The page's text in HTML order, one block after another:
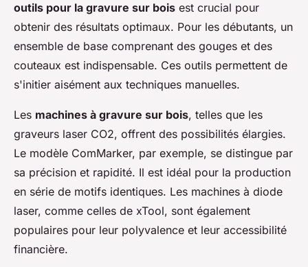
outils pour la gravure sur bois est crucial pour
obtenir des résultats optimaux. Pour les débutants, un
ensemble de base comprenant des gouges et des
couteaux est indispensable. Ces outils permettent de
s'initier aisément aux techniques manuelles.
Les machines à gravure sur bois, telles que les
graveurs laser CO2, offrent des possibilités élargies.
Le modèle ComMarker, par exemple, se distingue par
sa précision et rapidité. Il est idéal pour la production
en série de motifs identiques. Les machines à diode
laser, comme celles de xTool, sont également
populaires pour leur polyvalence et leur accessibilité
financière.